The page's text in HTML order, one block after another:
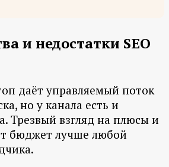
и недостатки SEO
даёт управляемый поток
но у канала есть и
Трезвый взгляд на плюсы и
бюджет лучше любой